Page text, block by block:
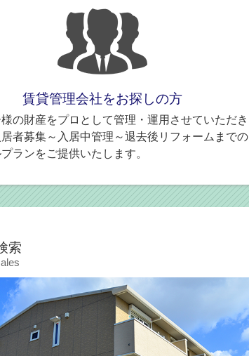
賃貸管理会社をお探しの方
の財産をプロとして管理・運用させていただき
居者募集～入居中管理～退去後リフォームまでの
プランをご提供いたします。
索